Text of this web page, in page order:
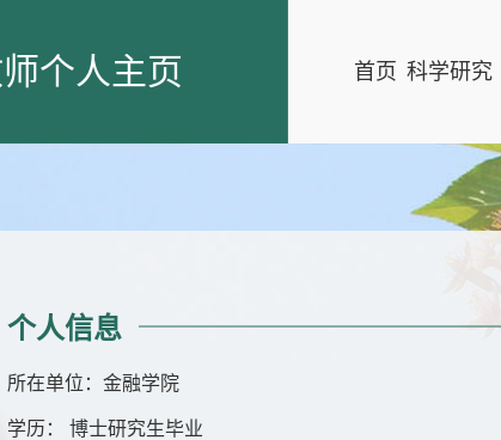
个人主页 首页 科学研究
个人信息
所在单位：金融学院
学历： 博士研究生毕业